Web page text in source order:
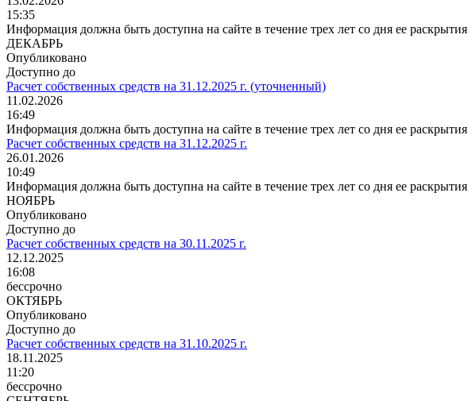
15:35
Информация должна быть доступна на сайте в течение трех лет со дня ее раскрытия
ДЕКАБРЬ
Опубликовано
Доступно до
Расчет собственных средств на 31.12.2025 г. (уточненный)
11.02.2026
16:49
Информация должна быть доступна на сайте в течение трех лет со дня ее раскрытия
Расчет собственных средств на 31.12.2025 г.
26.01.2026
10:49
Информация должна быть доступна на сайте в течение трех лет со дня ее раскрытия
НОЯБРЬ
Опубликовано
Доступно до
Расчет собственных средств на 30.11.2025 г.
12.12.2025
16:08
бессрочно
ОКТЯБРЬ
Опубликовано
Доступно до
Расчет собственных средств на 31.10.2025 г.
18.11.2025
11:20
бессрочно